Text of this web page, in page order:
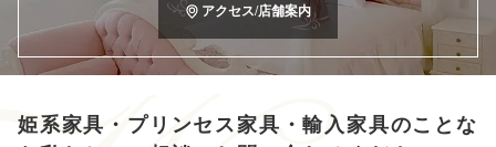
アクセス/店舗案内
姫系家具・プリンセス家具・輸入家具のことな